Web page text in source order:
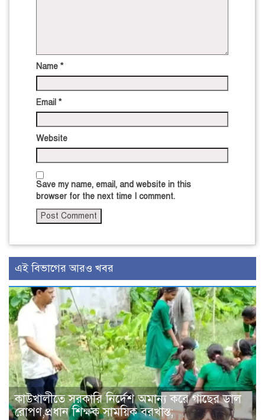
Name *
Email *
Website
Save my name, email, and website in this
browser for the next time I comment.
এই বিভাগের আরও খবর
কাউখালীতে সরকারি নির্দেশ অমান্য করে গাছের ডাল
রোপণ,প্রধান শিক্ষক সাময়িক বরখাস্ত;